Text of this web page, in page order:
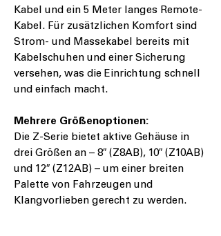
Kabel und ein 5 Meter langes Remote-
Kabel. Für zusätzlichen Komfort sind
Strom- und Massekabel bereits mit
Kabelschuhen und einer Sicherung
versehen, was die Einrichtung schnell
und einfach macht.
Mehrere Größenoptionen:
Die Z-Serie bietet aktive Gehäuse in
drei Größen an – 8″ (Z8AB), 10″ (Z10AB)
und 12″ (Z12AB) – um einer breiten
Palette von Fahrzeugen und
Klangvorlieben gerecht zu werden.